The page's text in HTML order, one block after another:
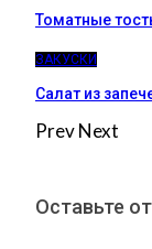
Томатные
ЗАКУСКИ
Салат из
PrevNext
Оставьте